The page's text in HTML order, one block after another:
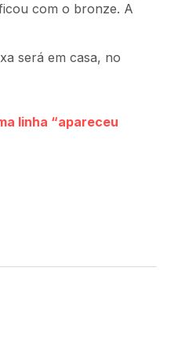
com o bronze. A
será em casa, no
linha “apareceu